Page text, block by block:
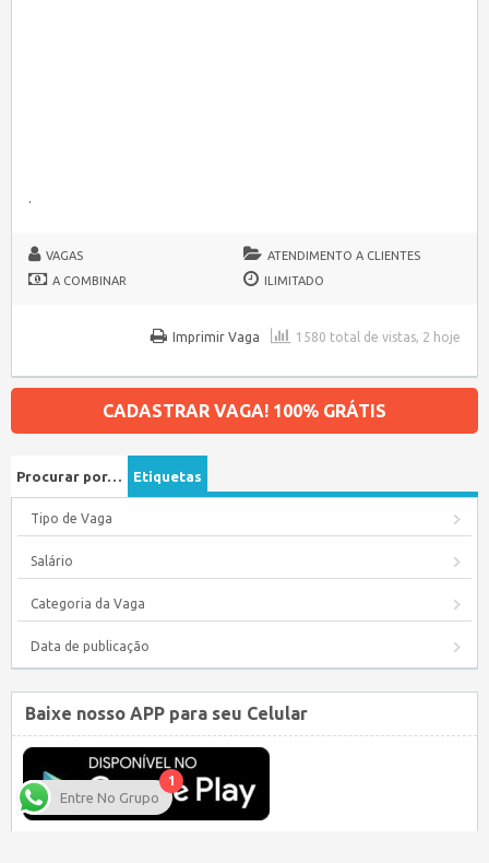
.
VAGAS
ATENDIMENTO A CLIENTES
A COMBINAR
ILIMITADO
1580 total de vistas, 2 hoje
Imprimir Vaga
CADASTRAR VAGA! 100% GRÁTIS
Procurar por… Etiquetas
Tipo de Vaga
Salário
Categoria da Vaga
Data de publicação
Baixe nosso APP para seu Celular
1
Entre No Grupo